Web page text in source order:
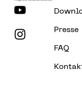
Presse
FAQ